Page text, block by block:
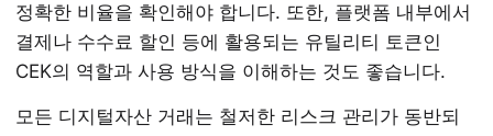
정확한 비율을 확인해야 합니다. 또한, 플랫폼 내부에서
결제나 수수료 할인 등에 활용되는 유틸리티 토큰인
CEK의 역할과 사용 방식을 이해하는 것도 좋습니다.
모든 디지털자산 거래는 철저한 리스크 관리가 동반되